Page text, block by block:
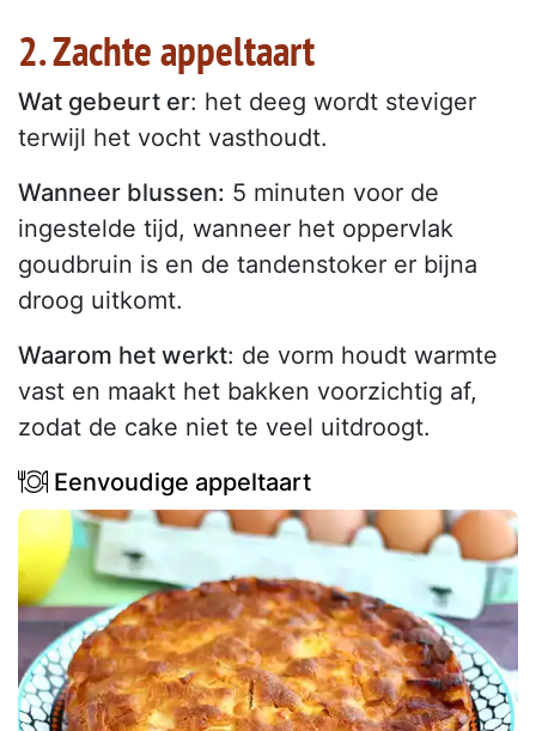
2. Zachte appeltaart
Wat gebeurt er: het deeg wordt steviger
terwijl het vocht vasthoudt.
Wanneer blussen: 5 minuten voor de
ingestelde tijd, wanneer het oppervlak
goudbruin is en de tandenstoker er bijna
droog uitkomt.
Waarom het werkt: de vorm houdt warmte
vast en maakt het bakken voorzichtig af,
zodat de cake niet te veel uitdroogt.
Eenvoudige appeltaart